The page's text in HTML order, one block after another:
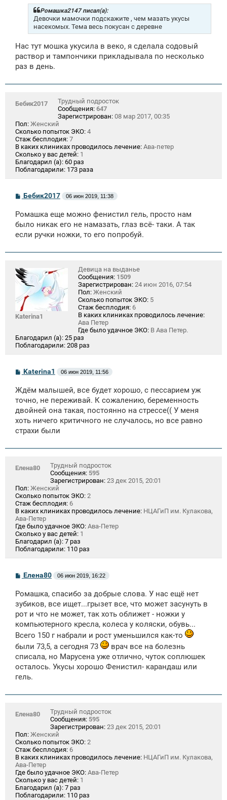
Ромашка2147 писал(а):
Девочки мамочки подскажите , чем мазать укусы
насекомых. Тема весь покусан с деревне
Нас тут мошка укусила в веко, я сделала содовый
раствор и тампончики прикладывала по несколько
раз в день.
Бебик2017
Трудный подросток
Сообщения: 647
Зарегистрирован: 08 мар 2017, 00:35
Пол: Женский
Сколько попыток ЭКО: 4
Стаж бесплодия: 7
В каких клиниках проводилось лечение: Ава-петер
Сколько у вас детей: 1
Благодарил (а): 60 раз
Поблагодарили: 173 раза
С
б
щ
н
е
Бебик2017 06 июн 2019, 11:38
Ромашка еще можно фенистил гель, просто нам
было никак его не намазать, глаз всё- таки. А так
если ручки ножки, то его попробуй.
Katerina1
Девица на выданье
Сообщения: 1509
Зарегистрирован: 24 июн 2016, 07:54
Пол: Женский
Сколько попыток ЭКО: 5
Стаж бесплодия: 6
В каких клиниках проводилось лечение:
Ава Петер
Где было удачное ЭКО: В Ава Петер.
Благодарил (а): 25 раз
Поблагодарили: 208 раз
С
б
щ
н
и
Katerina1 06 июн 2019, 11:56
Ждём малышей, все будет хорошо, с пессарием уж
точно, не переживай. К сожалению, беременность
двойней она такая, постоянно на стрессе(( У меня
хоть ничего критичного не случалось, но все равно
страхи были
Елена80
Трудный подросток
Сообщения: 595
Зарегистрирован: 23 дек 2015, 20:01
Пол: Женский
Сколько попыток ЭКО: 2
Стаж бесплодия: 6
В каких клиниках проводилось лечение: НЦАГиП им. Кулакова,
Ава-Петер
Где было удачное ЭКО: Ава-Петер
Сколько у вас детей: 1
Благодарил (а): 7 раз
Поблагодарили: 110 раз
С
б
щ
е
н
и
Елена80 06 июн 2019, 16:22
Ромашка, спасибо за добрые слова. У нас ещё нет
зубиков, все ищет...грызет все, что может засунуть в
рот и что не может, так хоть оближет - ножки у
компьютерного кресла, колеса у коляски, обувь...
Всего 150 г набрали и рост уменьшился как-то
были 73,5, а сегодня 73
врач все на болезнь
списала, но Марусена уже отлично, чуток соплюшек
осталось. Укусы хорошо Фенистил- карандаш или
гель.
Елена80
Трудный подросток
Сообщения: 595
Зарегистрирован: 23 дек 2015, 20:01
Пол: Женский
Сколько попыток ЭКО: 2
Стаж бесплодия: 6
В каких клиниках проводилось лечение: НЦАГиП им. Кулакова,
Ава-Петер
Где было удачное ЭКО: Ава-Петер
Сколько у вас детей: 1
Благодарил (а): 7 раз
Поблагодарили: 110 раз